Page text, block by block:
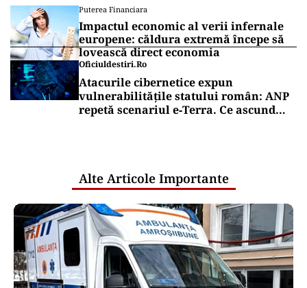
Puterea Financiara
Impactul economic al verii infernale
europene: căldura extremă începe să
lovească direct economia
Oficiuldestiri.ro
Atacurile cibernetice expun
vulnerabilitățile statului român: ANP
repetă scenariul e‑Terra. Ce ascund
Alte Articole Importante